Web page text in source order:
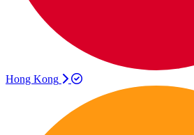
Hong Kong